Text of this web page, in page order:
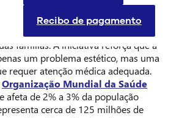
Recibo de pagamento
o estigma associado à
internacionalmente desde 2004,
em vários países em apoio
famílias. A iniciativa reforça que a
um problema estético, mas uma
requer atenção médica adequada.
Organização Mundial da Saúde
afeta de 2% a 3% da população
cerca de 125 milhões de